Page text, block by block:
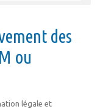
des
ou
légale et